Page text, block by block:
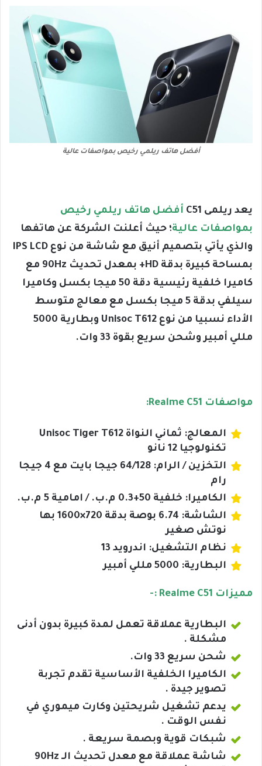
أفضل هاتف ريلمي رخيص بمواصفات عالية
يعد ريلمى C51
أفضل هاتف ريلمي رخيص
بمواصفات عالية؛ حيث أعلنت الشركة عن هاتفها
والذي يأتي بتصميم أنيق مع شاشة من نوع IPS LCD
بمساحة كبيرة بدقة HD+ بمعدل تحديث 90Hz مع
كاميرا خلفية رئيسية دقة 50 ميجا بكسل وكاميرا
سيلفي بدقة 5 ميجا بكسل مع معالج متوسط
الأداء نسبيا من نوع Unisoc T612 وبطارية 5000
مللي أمبير وشحن سريع بقوة 33 وات.
مواصفات Realme C51:
المعالج: ثماني النواة Unisoc Tiger T612
تكنولوجيا 12 نانو
التخزين / الرام: 64/128 جيجا بايت مع 4 جيجا
رام
الكاميرا: خلفية 50+0.3 م.ب. / امامية 5 م.ب.
الشاشة: 6.74 بوصة بدقة 720×1600 بها
نوتش صغير
نظام التشغيل: اندرويد 13
البطارية: 5000 مللي أمبير
مميزات Realme C51 :-
البطارية عملاقة تعمل لمدة كبيرة بدون أدنى
مشكلة .
شحن سريع 33 وات.
الكاميرا الخلفية الأساسية تقدم تجربة
تصوير جيدة .
يدعم تشغيل شريحتين وكارت ميموري في
نفس الوقت .
شبكات قوية وبصمة سريعة .
شاشة عملاقة مع معدل تحديث الـ 90Hz